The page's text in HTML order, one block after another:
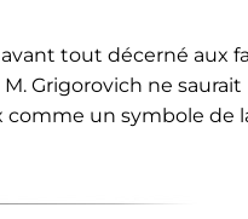
avant tout décerné aux
Grigorovich ne saurait
comme un symbole de